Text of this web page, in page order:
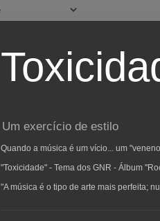
Um exercício de estilo
Quando a música é um vício... um
"Toxicidade" - Tema dos GNR - Álbum
"A música é o tipo de arte mais perfeita;